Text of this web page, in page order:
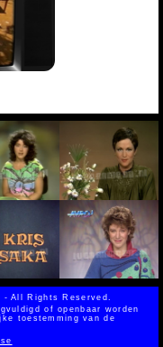
All Rights Reserved.
of openbaar worden
toestemming van de